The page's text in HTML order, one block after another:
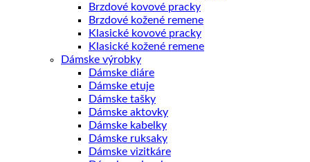
Brzdové kovové pracky
Brzdové kožené remene
Klasické kovové pracky
Klasické kožené remene
Dámske výrobky
Dámske diáre
Dámske etuje
Dámske tašky
Dámske aktovky
Dámske kabelky
Dámske ruksaky
Dámske vizitkáre